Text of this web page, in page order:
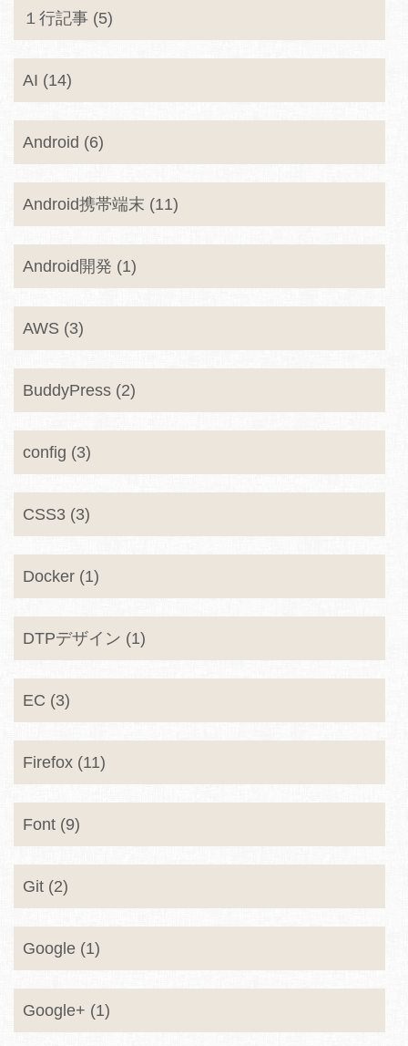
１行記事 (5)
AI (14)
Android (6)
Android携帯端末 (11)
Android開発 (1)
AWS (3)
BuddyPress (2)
config (3)
CSS3 (3)
Docker (1)
DTPデザイン (1)
EC (3)
Firefox (11)
Font (9)
Git (2)
Google (1)
Google+ (1)